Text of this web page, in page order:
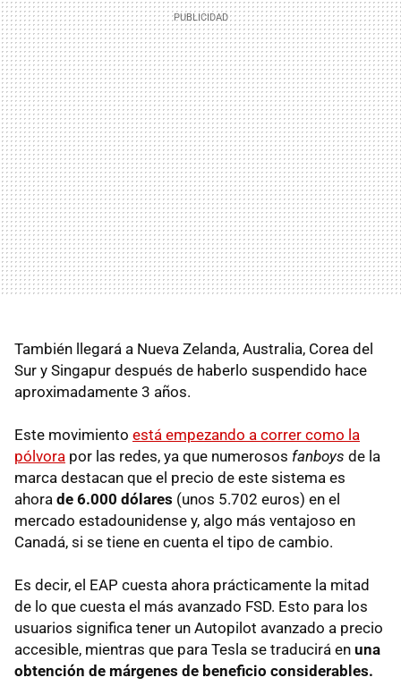
También llegará a Nueva Zelanda, Australia, Corea del
Sur y Singapur después de haberlo suspendido hace
aproximadamente 3 años.
Este movimiento está empezando a correr como la
pólvora por las redes, ya que numerosos fanboys de la
marca destacan que el precio de este sistema es
ahora de 6.000 dólares (unos 5.702 euros) en el
mercado estadounidense y, algo más ventajoso en
Canadá, si se tiene en cuenta el tipo de cambio.
Es decir, el EAP cuesta ahora prácticamente la mitad
de lo que cuesta el más avanzado FSD. Esto para los
usuarios significa tener un Autopilot avanzado a precio
accesible, mientras que para Tesla se traducirá en una
obtención de márgenes de beneficio considerables.